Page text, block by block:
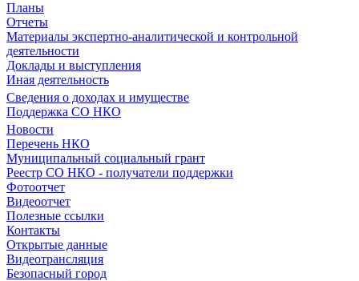
Планы
Отчеты
Материалы экспертно-аналитической и контрольной
деятельности
Доклады и выступления
Иная деятельность
Сведения о доходах и имуществе
Поддержка СО НКО
Новости
Перечень НКО
Муниципальный социальный грант
Реестр СО НКО - получатели поддержки
Фотоотчет
Видеоотчет
Полезные ссылки
Контакты
Открытые данные
Видеотрансляция
Безопасный город